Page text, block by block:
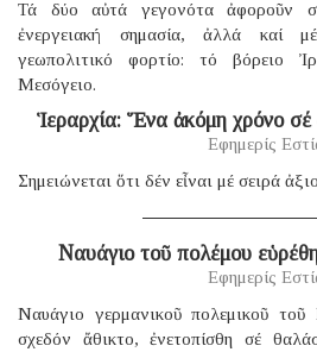
Τά δύο αὐτά γεγονότα ἀφοροῦν σέ
ἐνεργειακή σημασία, ἀλλά καί
γεωπολιτικό φορτίο: τό βόρειο
Μεσόγειο.
Ἱεραρχία: Ἕνα ἀκόμη χρόνο σέ
Εφημερίς
Σημειώνεται ὅτι δέν εἶναι μέ σειρά
Ναυάγιο τοῦ πολέμου
Εφημερίς
Ναυάγιο γερμανικοῦ πολεμικοῦ
σχεδόν ἄθικτο, ἐνετοπίσθη σέ